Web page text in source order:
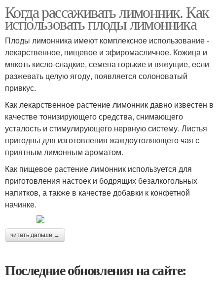
Когда рассаживать лимонник. Как
использовать плоды лимонника
Плоды лимонника имеют комплексное использование -
лекарственное, пищевое и эфиромасличное. Кожица и
мякоть кисло-сладкие, семена горькие и вяжущие, если
разжевать целую ягоду, появляется солоноватый
привкус.
Как лекарственное растение лимонник давно известен в
качестве тонизирующего средства, снимающего
усталость и стимулирующего нервную систему. Листья
пригодны для изготовления жаждоутоляющего чая с
приятным лимонным ароматом.
Как пищевое растение лимонник используется для
приготовления настоек и бодрящих безалкогольных
напитков, а также в качестве добавки к конфетной
начинке.
читать дальше →
Последние обновления на сайте: